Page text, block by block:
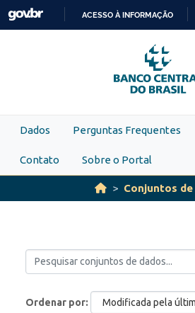
Skip to main content
PARA
O
ACESSO À INFORMAÇÃO
Dados Perguntas Frequentes
Contato Sobre o Portal
Conjuntos de
Ordenar por